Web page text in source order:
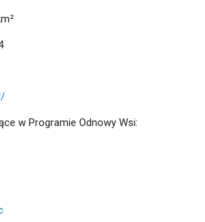
w Programie Odnowy Wsi: